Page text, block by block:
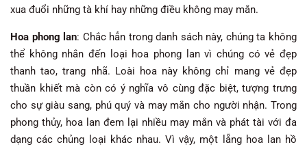
xua đuổi những tà khí hay những điều không may mắn.
Hoa phong lan: Chắc hẳn trong danh sách này, chúng ta không
thể không nhắn đến loại hoa phong lan vì chúng có vẻ đẹp
thanh tao, trang nhã. Loài hoa này không chỉ mang vẻ đẹp
thuần khiết mà còn có ý nghĩa vô cùng đặc biệt, tượng trưng
cho sự giàu sang, phú quý và may mắn cho người nhận. Trong
phong thủy, hoa lan đem lại nhiều may mắn và phát tài với đa
dạng các chủng loại khác nhau. Vì vậy, một lẵng hoa lan hồ